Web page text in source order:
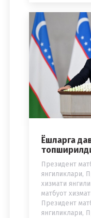
Ёшларга
Президент
янгиликлари,
хизмати
матбуот
Президент
янгиликлари,